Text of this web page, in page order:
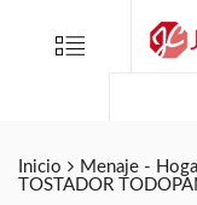
Menu
Inicio Menaje -
TOSTADOR
Folletos
Contacto